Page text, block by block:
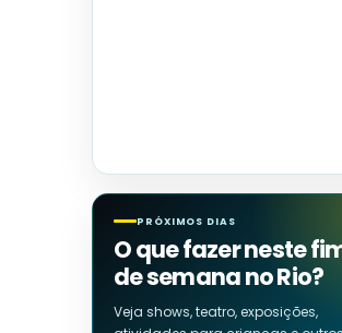
PRÓXIMOS DIAS
O que fazer neste
de semana no Rio?
Veja shows, teatro, exposições,